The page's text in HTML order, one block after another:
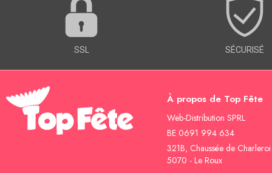
SSL SÉCURISÉ
À propos de Top Fête
Web-Distribution SPRL
BE 0691 994 634
321B, Chaussée de Charleroi
5070 - Le Roux